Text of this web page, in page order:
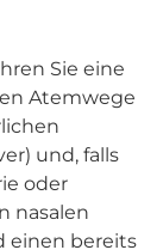
Sie eine
Atemwege
und, falls
oder
nasalen
einen bereits